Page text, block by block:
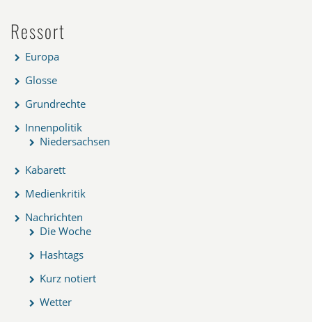
Ressort
Europa
Glosse
Grundrechte
Innenpolitik
Niedersachsen
Kabarett
Medienkritik
Nachrichten
Die Woche
Hashtags
Kurz notiert
Wetter